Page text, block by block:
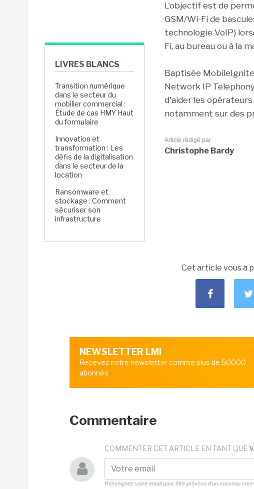
LIVRES BLANCS
Transition numérique
dans le secteur du
mobilier commercial :
Étude de cas HMY Haut
du formulaire
Innovation et
transformation : Les
défis de la digitalisation
dans le secteur de la
location
Ransomware et
stockage : Comment
sécuriser son
infrastructure
L'objectif est de
GSM/Wi-Fi de
technologie VoIP)
Fi, au bureau ou à la
Baptisée
Network IP
d'aider les
notamment sur des
Article rédigé par
Christophe Bardy
Cet article vous a
NEWSLETTER LMI
Recevez notre newsletter comme plus de 50000
abonnés
Commentaire
COMMENTER CET ARTICLE EN TANT QUE
Renseignez votre email pour être prévenu d'un nouveau